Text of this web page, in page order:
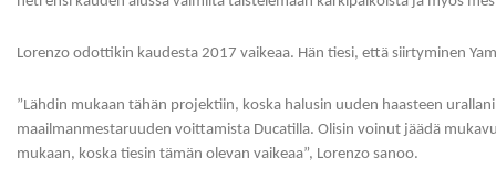
Lorenzo odottikin kaudesta 2017 vaikeaa. Hän tiesi, että siirtyminen
”Lähdin mukaan tähän projektiin, koska halusin uuden haasteen
maailmanmestaruuden voittamista Ducatilla. Olisin voinut jäädä
mukaan, koska tiesin tämän olevan vaikeaa”, Lorenzo sanoo.